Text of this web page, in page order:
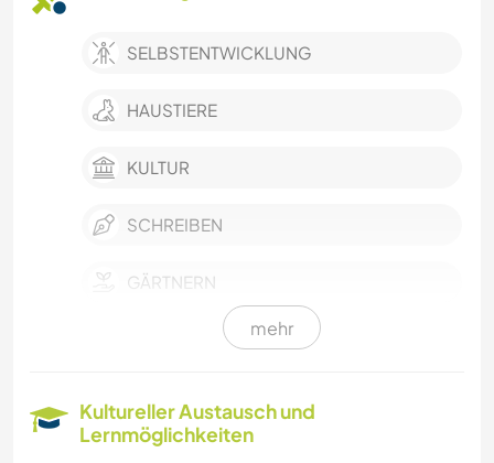
SELBSTENTWICKLUNG
HAUSTIERE
KULTUR
SCHREIBEN
GÄRTNERN
mehr
Kultureller Austausch und
Lernmöglichkeiten